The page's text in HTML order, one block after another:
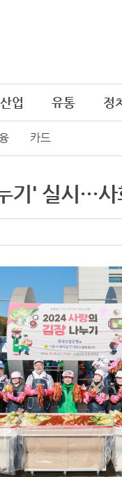
카드
산업 유통 정치
기' 실시…사